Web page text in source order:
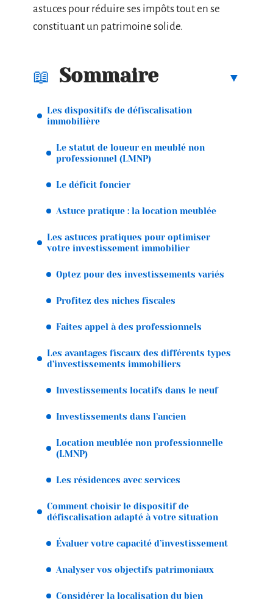
astuces pour réduire ses impôts tout en se
constituant un patrimoine solide.
Sommaire
Les dispositifs de défiscalisation
immobilière
Le statut de loueur en meublé non
professionnel (LMNP)
Le déficit foncier
Astuce pratique : la location meublée
Les astuces pratiques pour optimiser
votre investissement immobilier
Optez pour des investissements variés
Profitez des niches fiscales
Faites appel à des professionnels
Les avantages fiscaux des différents types
d’investissements immobiliers
Investissements locatifs dans le neuf
Investissements dans l’ancien
Location meublée non professionnelle
(LMNP)
Les résidences avec services
Comment choisir le dispositif de
défiscalisation adapté à votre situation
Évaluer votre capacité d’investissement
Analyser vos objectifs patrimoniaux
Considérer la localisation du bien